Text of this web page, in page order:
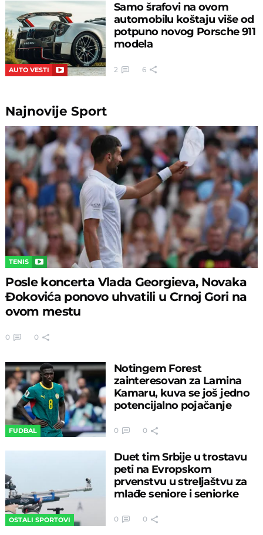
AUTO VESTI
Samo šrafovi na ovom
automobilu koštaju više od
potpuno novog Porsche 911
modela
2 6
NajnovijeSport
TENIS
Posle koncerta Vlada Georgieva, Novaka
Đokovića ponovo uhvatili u Crnoj Gori na
ovom mestu
0 0
FUDBAL
Notingem Forest
zainteresovan za Lamina
Kamaru, kuva se još jedno
potencijalno pojačanje
0 0
OSTALI SPORTOVI
Duet tim Srbije u trostavu
peti na Evropskom
prvenstvu u streljaštvu za
mlađe seniore i seniorke
0 0